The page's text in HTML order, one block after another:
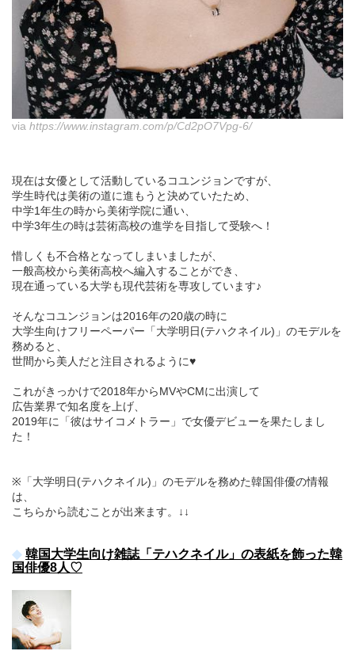
via https://www.instagram.com/p/Cd2pO7Vpg-6/
現在は女優として活動しているコユンジョンですが、
学生時代は美術の道に進もうと決めていたため、
中学1年生の時から美術学院に通い、
中学3年生の時は芸術高校の進学を目指して受験へ！
惜しくも不合格となってしまいましたが、
一般高校から美術高校へ編入することができ、
現在通っている大学も現代芸術を専攻しています♪
そんなコユンジョンは2016年の20歳の時に
大学生向けフリーペーパー「大学明日(テハクネイル)」のモデルを
務めると、
世間から美人だと注目されるように♥
これがきっかけで2018年からMVやCMに出演して
広告業界で知名度を上げ、
2019年に「彼はサイコメトラー」で女優デビューを果たしまし
た！
※「大学明日(テハクネイル)」のモデルを務めた韓国俳優の情報
は、
こちらから読むことが出来ます。↓↓
韓国大学生向け雑誌「テハクネイル」の表紙を飾った韓
国俳優8人♡